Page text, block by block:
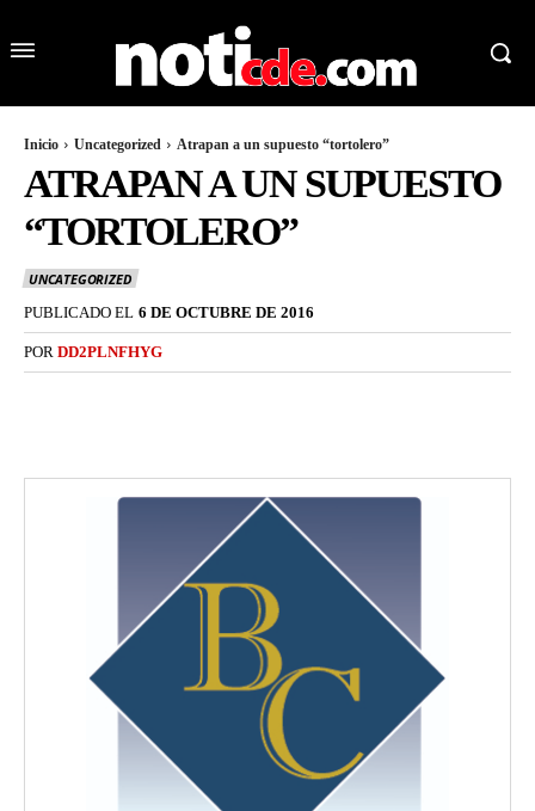
Inicio Uncategorized Atrapan a un supuesto “tortolero”
ATRAPAN A UN SUPUESTO
“TORTOLERO”
UNCATEGORIZED
PUBLICADO EL 6 DE OCTUBRE DE 2016
POR DD2PLNFHYG